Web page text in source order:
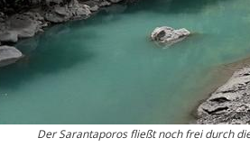
Der Sarantaporos fließt noch frei durch
Aal (Anguilla anguilla) ist stark